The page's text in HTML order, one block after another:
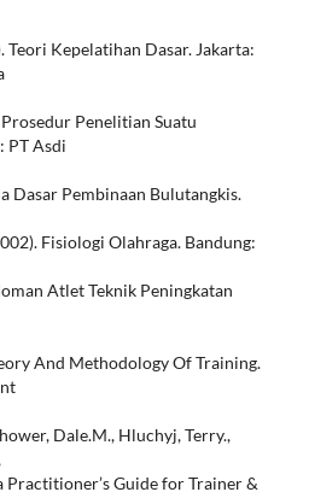
Teori Kepelatihan Dasar. Jakarta:
Penelitian Suatu
PT Asdi
Dasar Pembinaan Bulutangkis.
Fisiologi Olahraga. Bandung:
Atlet Teknik Peningkatan
And Methodology Of Training.
Dale.M., Hluchyj, Terry.,
Practitioner’s Guide for Trainer &